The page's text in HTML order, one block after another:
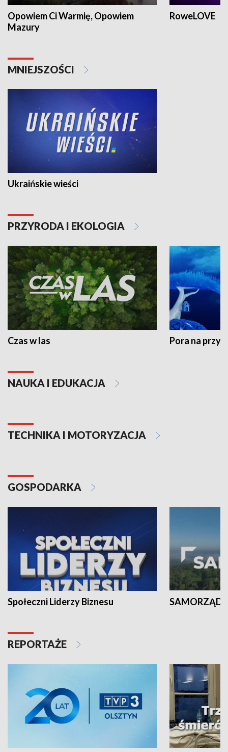
Opowiem Ci Warmię, Opowiem
Mazury
RoweLOVE
MNIEJSZOŚCI
Ukraińskie wieści
PRZYRODA I EKOLOGIA
Czas w las Pora na
NAUKA I EDUKACJA
TECHNIKA I MOTORYZACJA
GOSPODARKA
Społeczni Liderzy Biznesu SAMORZĄD
REPORTAŻE